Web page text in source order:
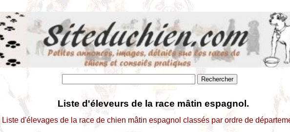
Liste d'éleveurs de la race mâtin espagnol.
Liste d'élevages de la race de chien mâtin espagnol classés par ordre de